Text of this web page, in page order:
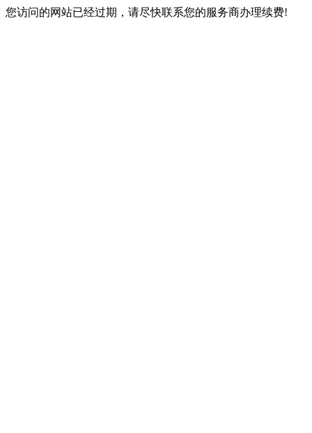
您访问的网站已经过期，请尽快联系您的服务商办理续费!